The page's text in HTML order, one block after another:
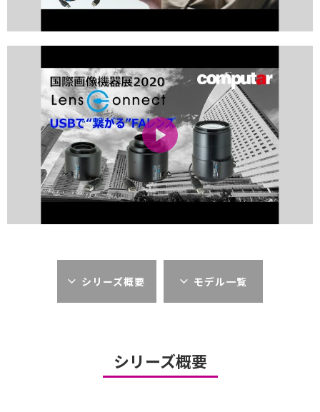
シリーズ概要 モデル一覧
シリーズ概要